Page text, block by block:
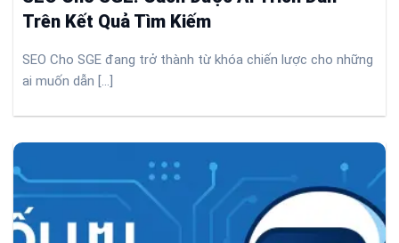
Trên Kết Quả Tìm Kiếm
SEO Cho SGE đang trở thành từ khóa chiến lược cho những
ai muốn dẫn [...]